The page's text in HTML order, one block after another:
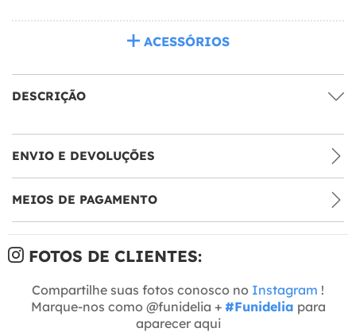
ACESSÓRIOS
DESCRIÇÃO
ENVIO E DEVOLUÇÕES
MEIOS DE PAGAMENTO
FOTOS DE CLIENTES:
Compartilhe suas fotos conosco no Instagram !
Marque-nos como @funidelia + #Funidelia para
aparecer aqui